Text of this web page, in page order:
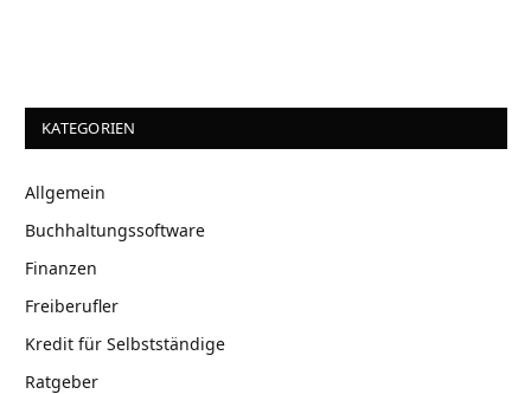
KATEGORIEN
Allgemein
Buchhaltungssoftware
Finanzen
Freiberufler
Kredit für Selbstständige
Ratgeber